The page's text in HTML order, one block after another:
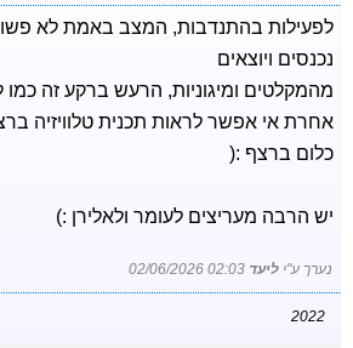
לפעילות בהתנדבות, המצב באמת לא
נכנסים ויוצאים
מהמקלטים ומיגוניות, הרעש ברקע זה כמו
אחרת אי אפשר לראות תכנית טלוויזיה
כלום ברצף :(
יש הרבה מעריצים לעומר ולאלירן :)
נערך ע"י ליעד 02/06/2026 02:03
2022